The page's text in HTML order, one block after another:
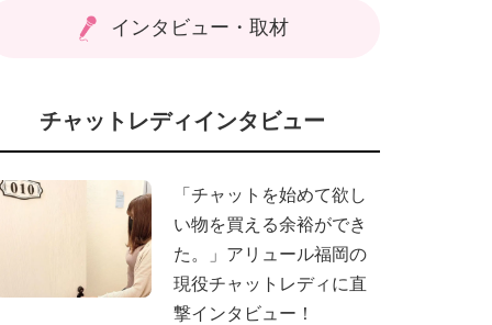
インタビュー・取材
チャットレディインタビュー
「チャットを始めて欲し
い物を買える余裕ができ
た。」アリュール福岡の
現役チャットレディに直
撃インタビュー！